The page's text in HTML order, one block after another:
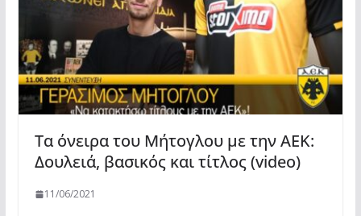
Τα όνειρα του Μήτογλου με την ΑΕΚ:
Δουλειά, βασικός και τίτλος (video)
11/06/2021